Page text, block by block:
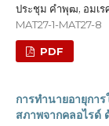
ประชุม คำพุฒ, อมเร
MAT27-1-MAT27-8
PDF
การทำนายอายุกา
สภาพจากคลอไรด์